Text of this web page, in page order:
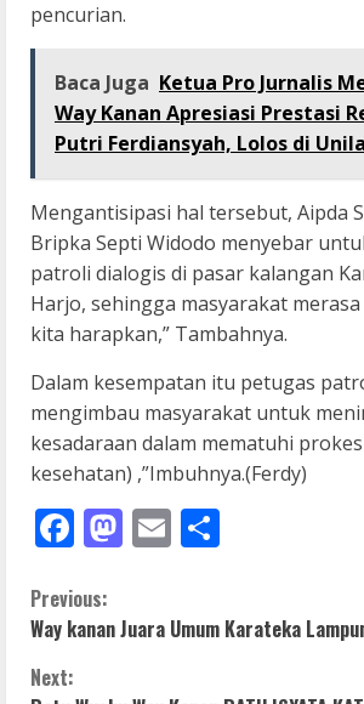
pencurian.
Baca Juga Ketua Pro Jurnalis
Way Kanan Apresiasi Prestasi
Putri Ferdiansyah, Lolos di
Mengantisipasi hal tersebut, Aipda
Bripka Septi Widodo menyebar
patroli dialogis di pasar kalangan
Harjo, sehingga masyarakat
kita harapkan,” Tambahnya.
Dalam kesempatan itu petugas
mengimbau masyarakat untuk
kesadaraan dalam mematuhi
kesehatan) ,”Imbuhnya.(Ferdy)
Facebook
Mastodon
Email
C
o
Previous:
Way kanan Juara Umum Karateka
Next: